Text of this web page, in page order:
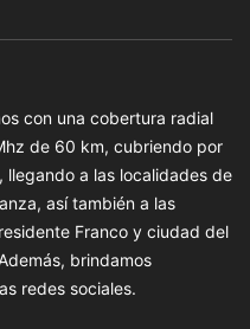
con una cobertura radial
de 60 km, cubriendo por
a las localidades de
así también a las
Franco y ciudad del
brindamos
redes sociales.